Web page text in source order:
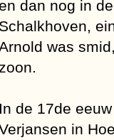
dan nog in
Schalkhoven,
was
zoon.
In de 17de
in